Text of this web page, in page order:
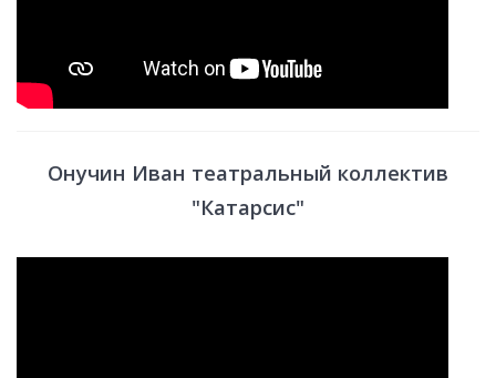
Онучин Иван театральный коллектив
"Катарсис"